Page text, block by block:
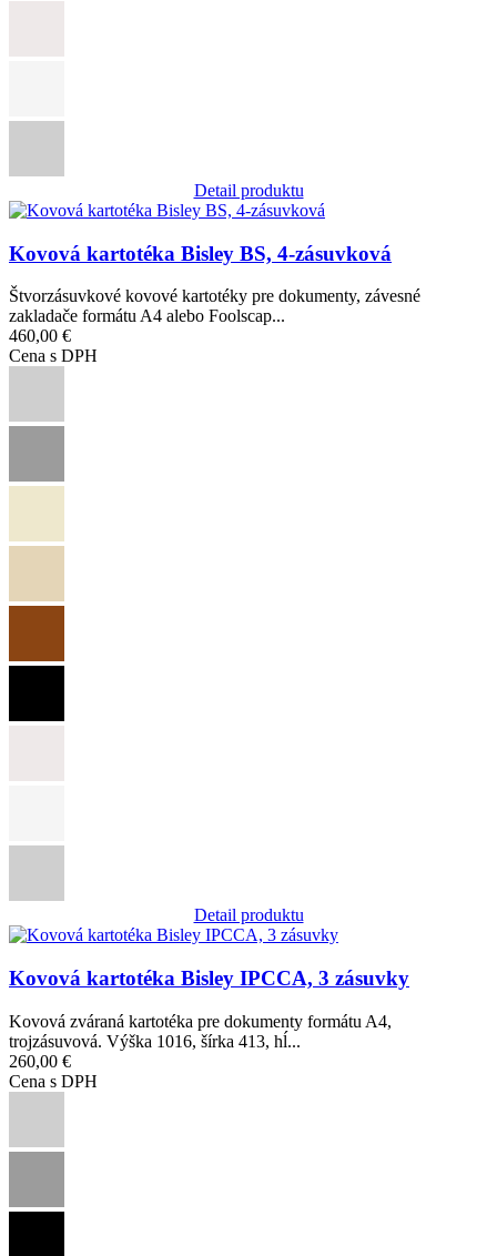
Detail produktu
Obrázok
Kovová kartotéka Bisley BS, 4-zásuvková
Štvorzásuvkové kovové kartotéky pre dokumenty, závesné
zakladače formátu A4 alebo Foolscap...
460,00 €
Cena s DPH
Detail produktu
Obrázok
Kovová kartotéka Bisley IPCCA, 3 zásuvky
Kovová zváraná kartotéka pre dokumenty formátu A4,
trojzásuvová. Výška 1016, šírka 413, hĺ...
260,00 €
Cena s DPH